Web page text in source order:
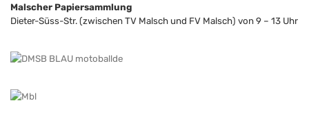
Malscher Papiersammlung
Dieter-Süss-Str. (zwischen TV Malsch und FV Malsch) von 9 – 13 Uhr